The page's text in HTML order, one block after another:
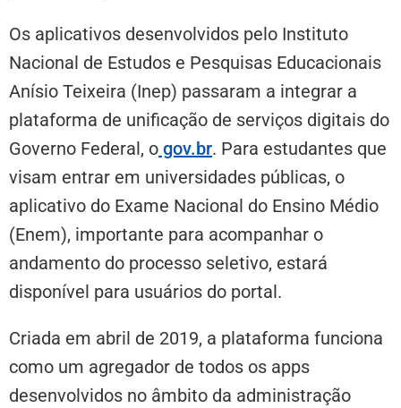
Os aplicativos desenvolvidos pelo Instituto
Nacional de Estudos e Pesquisas Educacionais
Anísio Teixeira (Inep) passaram a integrar a
plataforma de unificação de serviços digitais do
Governo Federal, o gov.br. Para estudantes que
visam entrar em universidades públicas, o
aplicativo do Exame Nacional do Ensino Médio
(Enem), importante para acompanhar o
andamento do processo seletivo, estará
disponível para usuários do portal.
Criada em abril de 2019, a plataforma funciona
como um agregador de todos os apps
desenvolvidos no âmbito da administração